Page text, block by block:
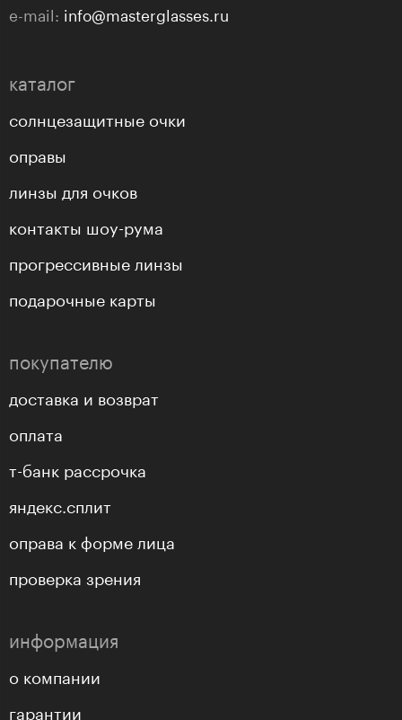
e-mail: info@masterglasses.ru
каталог
солнцезащитные очки
оправы
линзы для очков
контакты шоу-рума
прогрессивные линзы
подарочные карты
покупателю
доставка и возврат
оплата
т-банк рассрочка
яндекс.сплит
оправа к форме лица
проверка зрения
информация
о компании
гарантии